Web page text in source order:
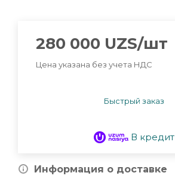
280 000 UZS/шт
Цена указана без учета НДС
Быстрый заказ
В кредит
Информация о доставке